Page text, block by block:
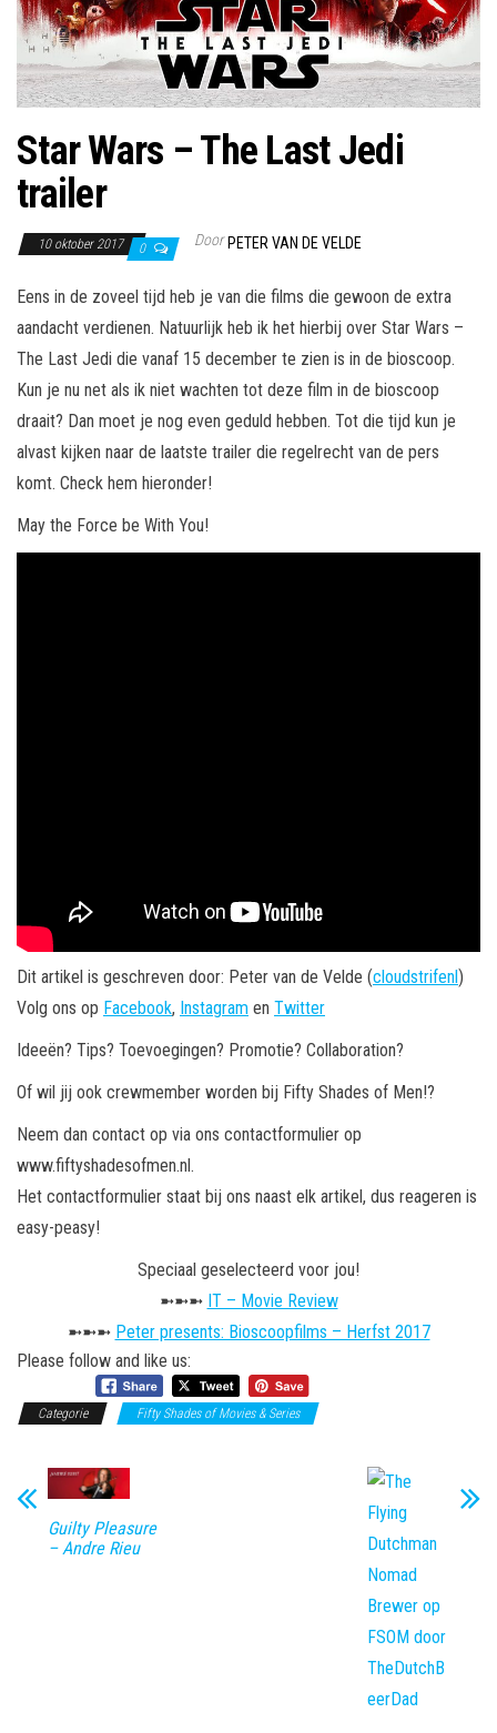
Star Wars – The Last Jedi
trailer
10 oktober 2017 0 Door PETER VAN DE VELDE
Eens in de zoveel tijd heb je van die films die gewoon de extra
aandacht verdienen. Natuurlijk heb ik het hierbij over Star Wars –
The Last Jedi die vanaf 15 december te zien is in de bioscoop.
Kun je nu net als ik niet wachten tot deze film in de bioscoop
draait? Dan moet je nog even geduld hebben. Tot die tijd kun je
alvast kijken naar de laatste trailer die regelrecht van de pers
komt. Check hem hieronder!
May the Force be With You!
Dit artikel is geschreven door: Peter van de Velde (cloudstrifenl)
Volg ons op Facebook, Instagram en Twitter
Ideeën? Tips? Toevoegingen? Promotie? Collaboration?
Of wil jij ook crewmember worden bij Fifty Shades of Men!?
Neem dan contact op via ons contactformulier op
www.fiftyshadesofmen.nl.
Het contactformulier staat bij ons naast elk artikel, dus reageren is
easy-peasy!
Speciaal geselecteerd voor jou!
➼➼➼ IT – Movie Review
➼➼➼ Peter presents: Bioscoopfilms – Herfst 2017
Please follow and like us:
Categorie Fifty Shades of Movies & Series
Guilty Pleasure
– Andre Rieu